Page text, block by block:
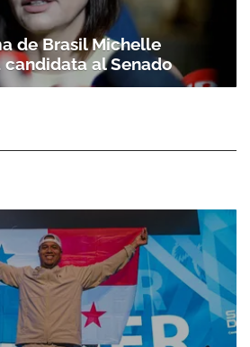
de Brasil Michelle
candidata al Senado